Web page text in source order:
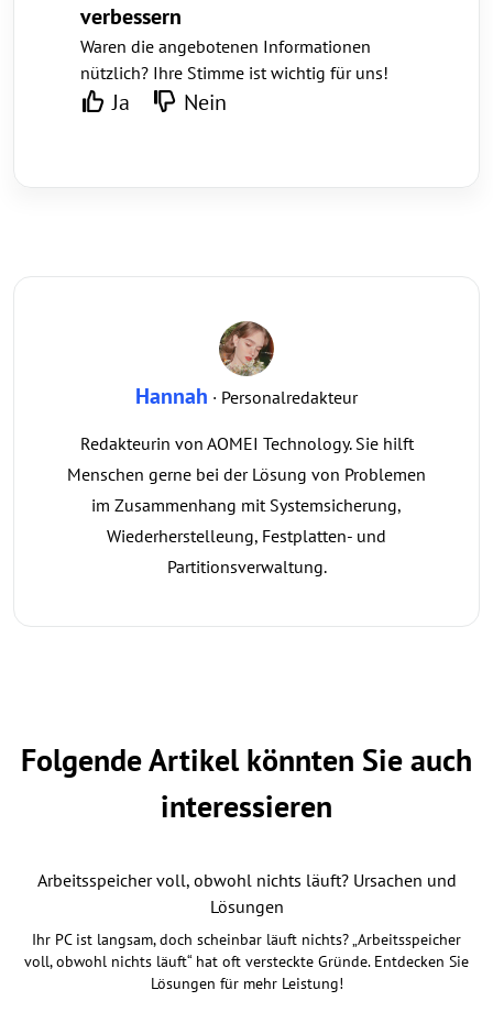
verbessern
Waren die angebotenen Informationen
nützlich? Ihre Stimme ist wichtig für uns!
Ja Nein
Hannah · Personalredakteur
Redakteurin von AOMEI Technology. Sie hilft
Menschen gerne bei der Lösung von Problemen
im Zusammenhang mit Systemsicherung,
Wiederherstelleung, Festplatten- und
Partitionsverwaltung.
Folgende Artikel könnten Sie auch
interessieren
Arbeitsspeicher voll, obwohl nichts läuft? Ursachen und
Lösungen
Ihr PC ist langsam, doch scheinbar läuft nichts? „Arbeitsspeicher
voll, obwohl nichts läuft“ hat oft versteckte Gründe. Entdecken Sie
Lösungen für mehr Leistung!